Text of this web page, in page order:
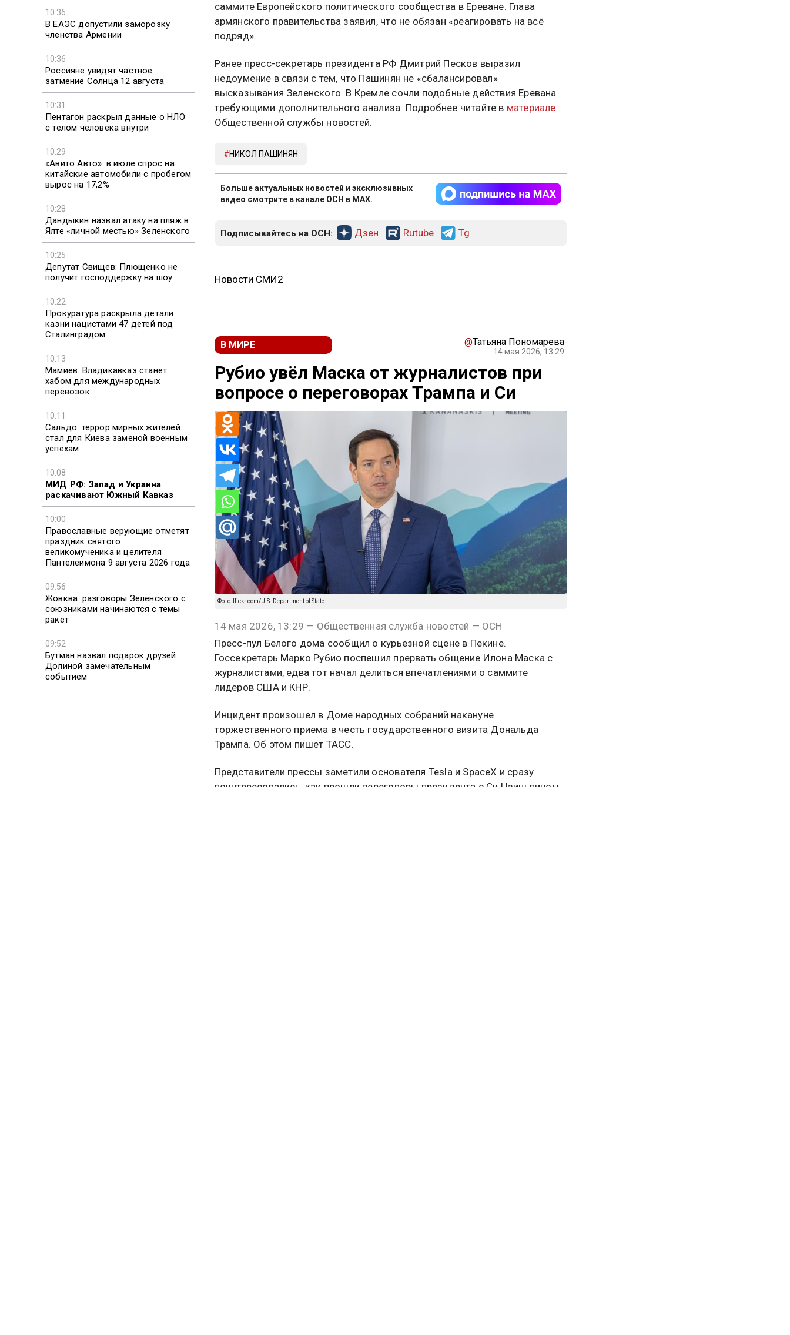
10:36
В ЕАЭС допустили заморозку
членства Армении
10:36
Россияне увидят частное
затмение Солнца 12 августа
10:31
Пентагон раскрыл данные о НЛО
с телом человека внутри
10:29
«Авито Авто»: в июле спрос на
китайские автомобили с пробегом
вырос на 17,2%
10:28
Дандыкин назвал атаку на пляж в
Ялте «личной местью» Зеленского
10:25
Депутат Свищев: Плющенко не
получит господдержку на шоу
10:22
Прокуратура раскрыла детали
казни нацистами 47 детей под
Сталинградом
10:13
Мамиев: Владикавказ станет
хабом для международных
перевозок
10:11
Сальдо: террор мирных жителей
стал для Киева заменой военным
успехам
10:08
МИД РФ: Запад и Украина
раскачивают Южный Кавказ
10:00
Православные верующие отметят
праздник святого
великомученика и целителя
Пантелеимона 9 августа 2026 года
09:56
Жовква: разговоры Зеленского с
союзниками начинаются с темы
ракет
09:52
Бутман назвал подарок друзей
Долиной замечательным
событием
саммите Европейского политического сообщества в Ереване. Глава
армянского правительства заявил, что не обязан «реагировать на всё
подряд».
Ранее пресс-секретарь президента РФ Дмитрий Песков выразил
недоумение в связи с тем, что Пашинян не «сбалансировал»
высказывания Зеленского. В Кремле сочли подобные действия Еревана
требующими дополнительного анализа. Подробнее читайте в материале
Общественной службы новостей.
НИКОЛ ПАШИНЯН
Больше актуальных новостей и эксклюзивных
видео смотрите в канале ОСН в MAX.
Подписывайтесь на ОСН: Дзен Rutube Tg
Новости СМИ2
В МИРЕ @Татьяна Пономарева
14 мая 2026, 13:29
Рубио увёл Маска от журналистов при
вопросе о переговорах Трампа и Си
Фото: flickr.com/U.S. Department of State
14 мая 2026, 13:29 — Общественная служба новостей — ОСН
Пресс-пул Белого дома сообщил о курьезной сцене в Пекине.
Госсекретарь Марко Рубио поспешил прервать общение Илона Маска с
журналистами, едва тот начал делиться впечатлениями о саммите
лидеров США и КНР.
Инцидент произошел в Доме народных собраний накануне
торжественного приема в честь государственного визита Дональда
Трампа. Об этом пишет ТАСС.
Представители прессы заметили основателя Tesla и SpaceX и сразу
поинтересовались, как прошли переговоры президента с Си Цзиньпином.